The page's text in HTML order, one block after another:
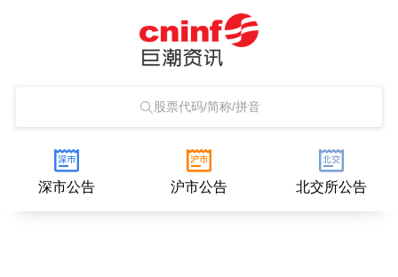
股票代码/简称/拼音
深市公告 沪市公告 北交所公告